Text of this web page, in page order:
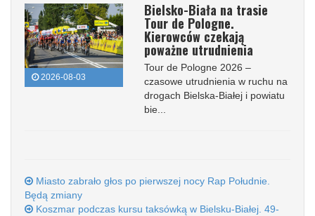
2026-08-03
Bielsko-Biała na trasie
Tour de Pologne.
Kierowców czekają
poważne utrudnienia
Tour de Pologne 2026 –
czasowe utrudnienia w ruchu na
drogach Bielska-Białej i powiatu
bie...
Miasto zabrało głos po pierwszej nocy Rap Południe.
Będą zmiany
Koszmar podczas kursu taksówką w Bielsku-Białej. 49-